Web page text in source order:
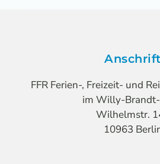
Anschrift
FFR Ferien-, Freizeit- und
im Willy-
Wilhelmstr.
10963